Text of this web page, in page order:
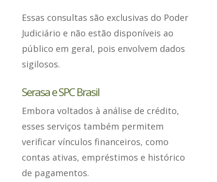
Essas consultas são exclusivas do Poder
Judiciário e não estão disponíveis ao
público em geral, pois envolvem dados
sigilosos.
Serasa e SPC Brasil
Embora voltados à análise de crédito,
esses serviços também permitem
verificar vínculos financeiros, como
contas ativas, empréstimos e histórico
de pagamentos.